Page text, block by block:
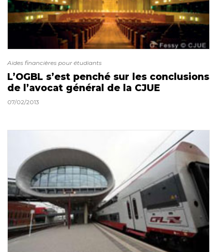
Aides financières pour étudiants
L’OGBL s’est penché sur les conclusions
de l’avocat général de la CJUE
07/02/2013